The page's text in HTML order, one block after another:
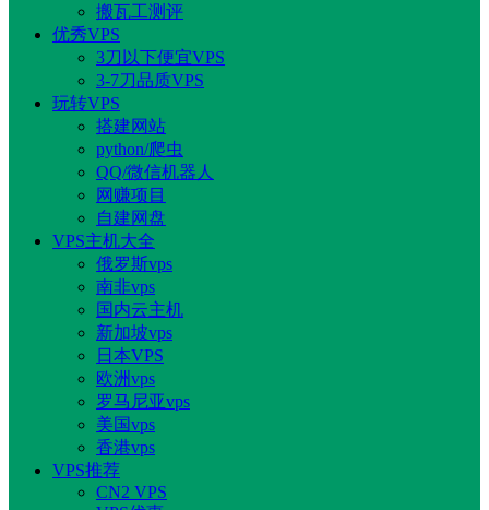
搬瓦工测评
优秀VPS
3刀以下便宜VPS
3-7刀品质VPS
玩转VPS
搭建网站
python/爬虫
QQ/微信机器人
网赚项目
自建网盘
VPS主机大全
俄罗斯vps
南非vps
国内云主机
新加坡vps
日本VPS
欧洲vps
罗马尼亚vps
美国vps
香港vps
VPS推荐
CN2 VPS